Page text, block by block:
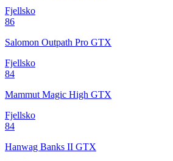
Fjellsko
86
Salomon Outpath Pro GTX
Fjellsko
84
Mammut Magic High GTX
Fjellsko
84
Hanwag Banks II GTX